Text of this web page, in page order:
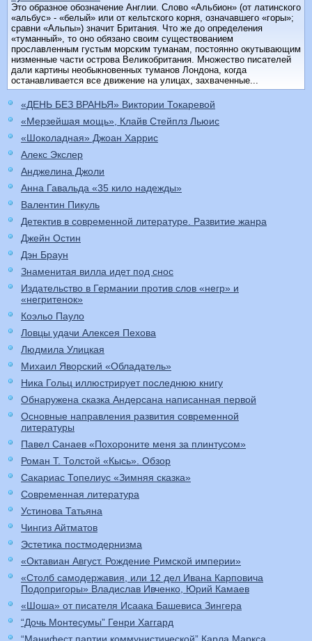
Это образное обозначение Англии. Слово «Альбион» (от латинского
«альбус» - «белый» или от кельтского корня, означавшего «горы»;
сравни «Альпы») значит Британия. Что же до определения
«туманный», то оно обязано своим существованием
прославленным густым морским туманам, постоянно окутывающим
низменные части острова Великобритания. Множество писателей
дали картины необыкновенных туманов Лондона, когда
останавливается все движение на улицах, захваченные...
«ДЕНЬ БЕЗ ВРАНЬЯ» Виктории Токаревой
«Мерзейшая мощь», Клайв Стейплз Льюис
«Шоколадная» Джоан Харрис
Алекс Экслер
Анджелина Джоли
Анна Гавальда «35 кило надежды»
Валентин Пикуль
Детектив в современной литературе. Развитие жанра
Джейн Остин
Дэн Браун
Знаменитая вилла идет под снос
Издательство в Германии против слов «негр» и
«негритенок»
Коэльо Пауло
Ловцы удачи Алексея Пехова
Людмила Улицкая
Михаил Яворский «Обладатель»
Ника Гольц иллюстрирует последнюю книгу
Обнаружена сказка Андерсана написанная первой
Основные направления развития современной
литературы
Павел Санаев «Похороните меня за плинтусом»
Роман Т. Толстой «Кысь». Обзор
Сакариас Топелиус «Зимняя сказка»
Современная литература
Устинова Татьяна
Чингиз Айтматов
Эстетика постмодернизма
«Октавиан Август. Рождение Римской империи»
«Столб самодержавия, или 12 дел Ивана Карповича
Подопригоры» Владислав Ивченко, Юрий Камаев
«Шоша» от писателя Исаака Башевиса Зингера
“Дочь Монтесумы” Генри Хаггард